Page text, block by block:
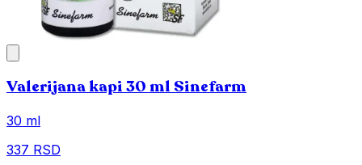
Valerijana kapi 30 ml Sinefarm
30 ml
337 RSD